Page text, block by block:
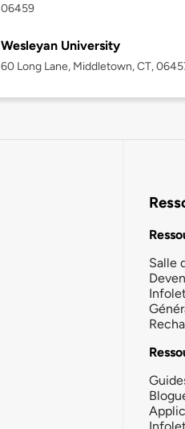
06459
Wesleyan University
60 Long Lane, Middletown, CT,
Salle